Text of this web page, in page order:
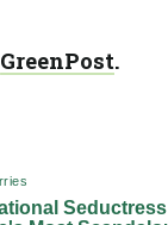
GreenPost.